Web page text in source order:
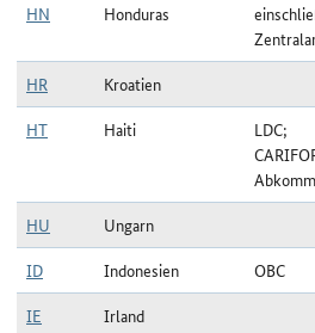
HN
Honduras
HR
Kroatien
HT
Haiti
LDC;
HU
Ungarn
ID
Indonesien
OBC
IE
Irland